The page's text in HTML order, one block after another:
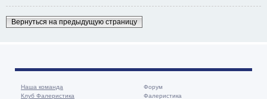
Вернуться на предыдущую страницу
Наша команда
Клуб Фалеристика
Форум
Фалеристика